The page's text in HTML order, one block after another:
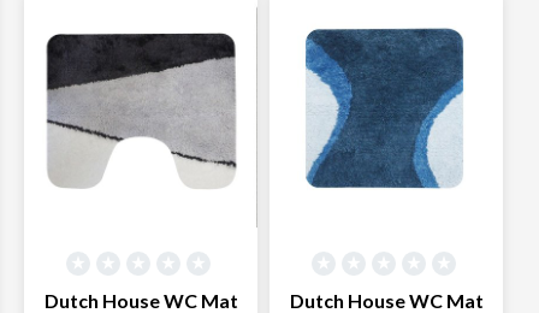
Dutch House WC Mat
Dutch House WC Mat